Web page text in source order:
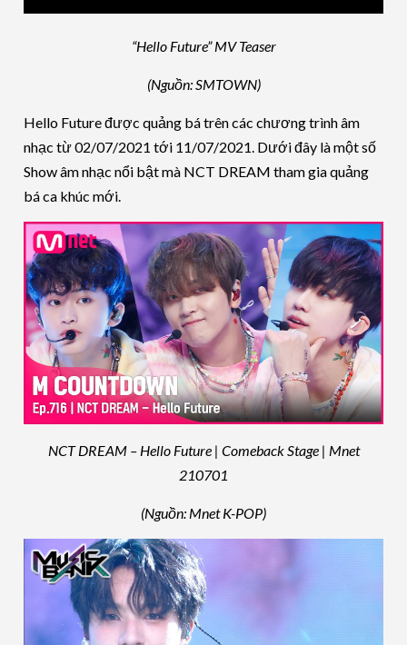
“Hello Future” MV Teaser
(Nguồn: SMTOWN)
Hello Future được quảng bá trên các chương trình âm
nhạc từ 02/07/2021 tới 11/07/2021. Dưới đây là một số
Show âm nhạc nổi bật mà NCT DREAM tham gia quảng
bá ca khúc mới.
NCT DREAM – Hello Future | Comeback Stage | Mnet
210701
(Nguồn: Mnet K-POP)